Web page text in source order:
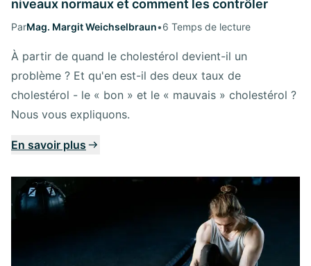
niveaux normaux et comment les contrôler
ParMag. Margit Weichselbraun•6 Temps de lecture
À partir de quand le cholestérol devient-il un
problème ? Et qu'en est-il des deux taux de
cholestérol - le « bon » et le « mauvais » cholestérol ?
Nous vous expliquons.
En savoir plus